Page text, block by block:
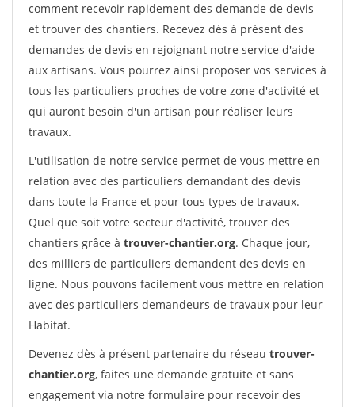
comment recevoir rapidement des demande de devis
et trouver des chantiers. Recevez dès à présent des
demandes de devis en rejoignant notre service d'aide
aux artisans. Vous pourrez ainsi proposer vos services à
tous les particuliers proches de votre zone d'activité et
qui auront besoin d'un artisan pour réaliser leurs
travaux.
L'utilisation de notre service permet de vous mettre en
relation avec des particuliers demandant des devis
dans toute la France et pour tous types de travaux.
Quel que soit votre secteur d'activité, trouver des
chantiers grâce à trouver-chantier.org. Chaque jour,
des milliers de particuliers demandent des devis en
ligne. Nous pouvons facilement vous mettre en relation
avec des particuliers demandeurs de travaux pour leur
Habitat.
Devenez dès à présent partenaire du réseau trouver-
chantier.org, faites une demande gratuite et sans
engagement via notre formulaire pour recevoir des